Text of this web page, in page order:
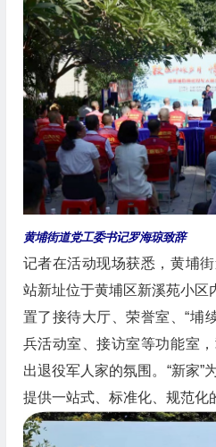
黄埔街道党工委书记罗海琼致辞
记者在活动现场获悉，黄埔
站新址位于黄埔区新溪苑小区
置了接待大厅、荣誉室、“埔
兵活动室、接访室等功能室
出退役军人家的氛围。“新家”
提供一站式、标准化、规范化